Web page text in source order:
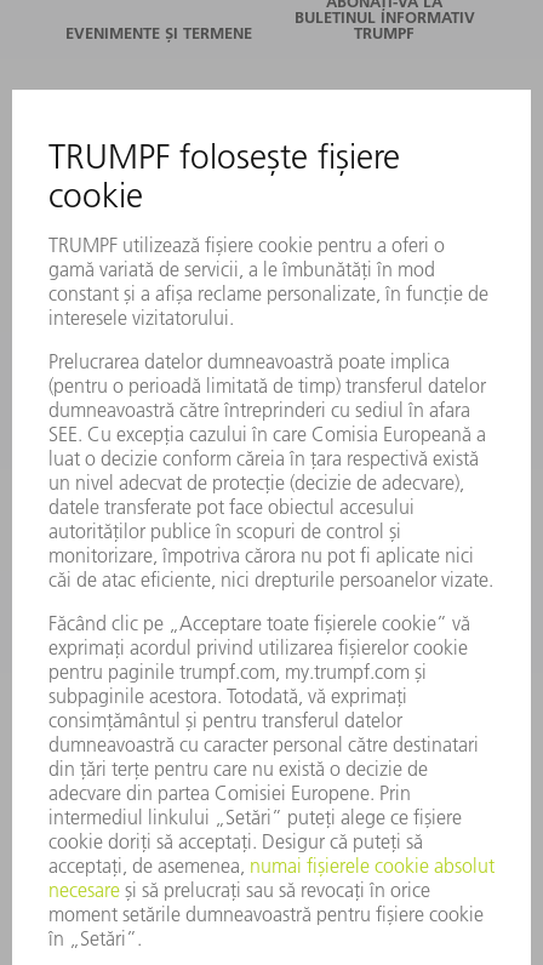
EVENIMENTE ȘI TERMENE
BULETINUL INFORMATIV
TRUMPF
SERVICII ONLINE
CONTACT
LOCAȚII
EVENIMENTE ȘI TERMENE
ABONARE LA NEWSLETTER
FIȘE TEHNICE DE SECURITATE
PRODUSE
LASER
ELECTRONICĂ DE PUTERE
UNELTE ELECTRICE
SMART FACTORY
SOFTWARE
SERVICII
APLICAȚII
DOMENII DE ACTIVITATE
COMPANIE
CARIERĂ
PROFILUL COMPANIEI
COMITET EXECUTIV
RAPORT DE AFACERI
PRINCIPII DE BAZĂ ALE COMPANIEI
CONFORMITATE
SISTEMUL AVERTIZORILOR DE INTEGRITATE
SECURITATE
COMUNICATE DE PRESĂ
REVISTE
SUSTENABILITATE
MEDIU ȘI CLIMĂ
ASPECTE SOCIALE ȘI DE ÎNTREPRINDERE
GUVERNANȚA CORPORATIVĂ